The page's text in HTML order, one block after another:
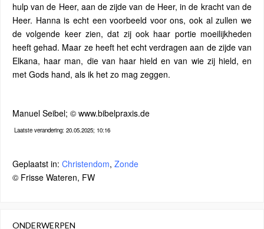
hulp van de Heer, aan de zijde van de Heer, in de kracht van de
Heer. Hanna is echt een voorbeeld voor ons, ook al zullen we
de volgende keer zien, dat zij ook haar portie moeilijkheden
heeft gehad. Maar ze heeft het echt verdragen aan de zijde van
Elkana, haar man, die van haar hield en van wie zij hield, en
met Gods hand, als ik het zo mag zeggen.
Manuel Seibel; © www.bibelpraxis.de
Laatste verandering: 20.05.2025; 10:16
Geplaatst in: Christendom, Zonde
© Frisse Wateren, FW
ONDERWERPEN